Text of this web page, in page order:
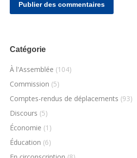
Publier des commentaires
Catégorie
À l'Assemblée (104)
Commission (5)
Comptes-rendus de déplacements (93)
Discours (5)
Économie (1)
Éducation (6)